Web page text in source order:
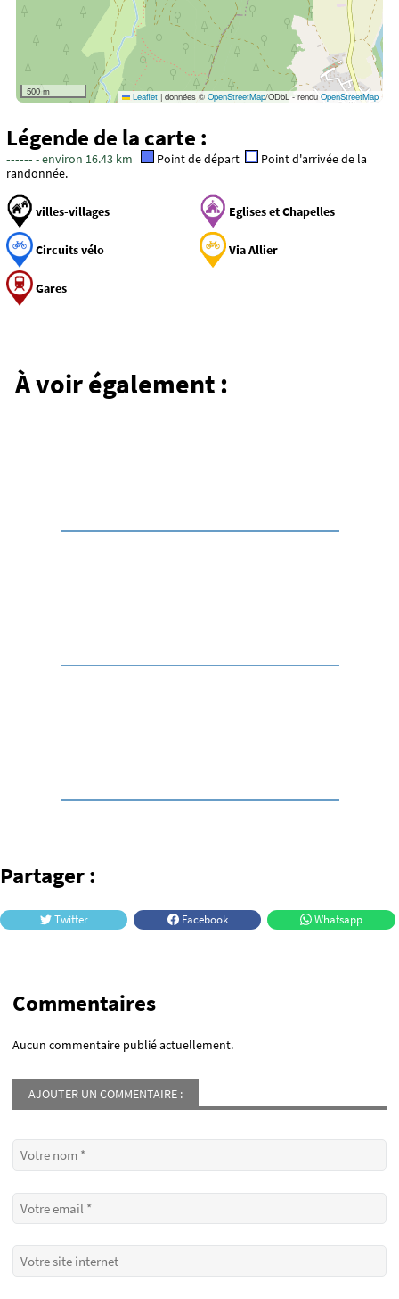
500 m Leaflet | données ©OpenStreetMap/ODbL - renduOpenStreetMap
Légende de la carte :
------ - environ 16.43 km Point de départ
Point d'arrivée de la
randonnée.
villes-villages Eglises et Chapelles
Circuits vélo Via Allier
Gares
À voir également :
Lavoûte-Chilhac
Partager :
Twitter Facebook Whatsapp
Commentaires
Aucun commentaire publié actuellement.
AJOUTER UN COMMENTAIRE :